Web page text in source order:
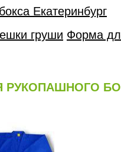
Екатеринбург
груши Форма
РУКОПАШНОГО